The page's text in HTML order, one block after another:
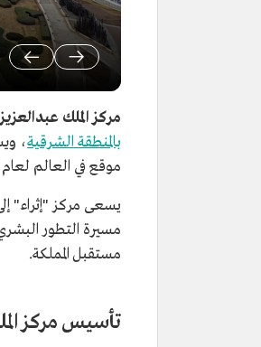
مركز الملك
بالمنطقة الشرقية
موقع في العالم لعام 2018م، وأحد المواقع الموصى بزيارتها بحسب مجلة التايم الأمريكية،ويستقبل نحو مليون زائر سنويًّا.
يسعى مركز "إثراء"
مسيرة التطور
مستقبل المملكة.
تأسيس مركز